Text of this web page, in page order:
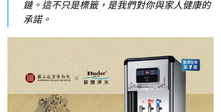
鏈。這不只是標籤，是我們對你與家人健康的
承諾。